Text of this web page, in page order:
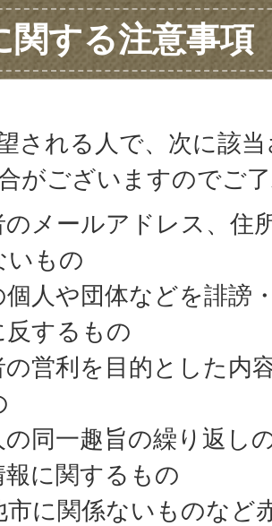
関する注意事項
される人で、次に該
がございますのでご
のメールアドレス、住
いもの
個人や団体などを誹謗
反するもの
の営利を目的とした内
の同一趣旨の繰り返し
報に関するもの
市に関係ないものなど